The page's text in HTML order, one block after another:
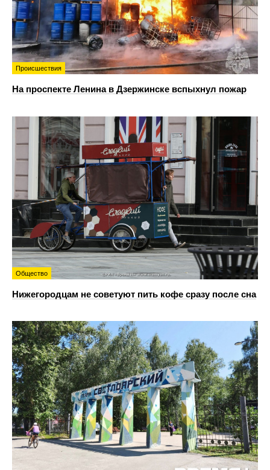
Происшествия
На проспекте Ленина в Дзержинске вспыхнул пожар
Общество
Нижегородцам не советуют пить кофе сразу после сна